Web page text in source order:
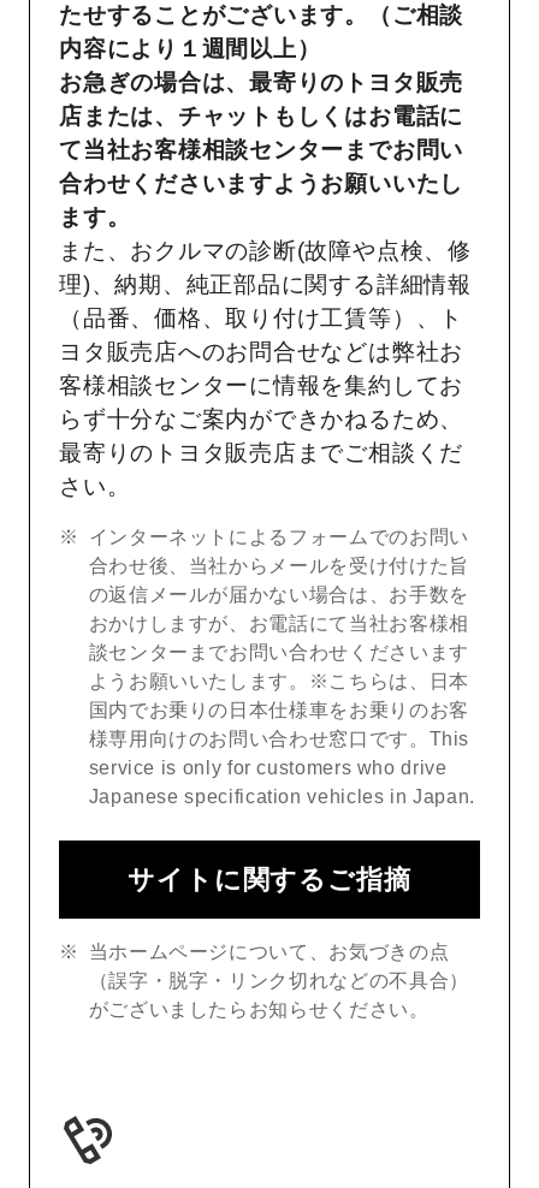
たせすることがございます。（ご相談
内容により１週間以上）
お急ぎの場合は、最寄りのトヨタ販売
店または、チャットもしくはお電話に
て当社お客様相談センターまでお問い
合わせくださいますようお願いいたし
ます。
また、おクルマの診断(故障や点検、修
理)、納期、純正部品に関する詳細情報
（品番、価格、取り付け工賃等）、ト
ヨタ販売店へのお問合せなどは弊社お
客様相談センターに情報を集約してお
らず十分なご案内ができかねるため、
最寄りのトヨタ販売店までご相談くだ
さい。
インターネットによるフォームでのお問い
合わせ後、当社からメールを受け付けた旨
の返信メールが届かない場合は、お手数を
おかけしますが、お電話にて当社お客様相
談センターまでお問い合わせくださいます
ようお願いいたします。※こちらは、日本
国内でお乗りの日本仕様車をお乗りのお客
様専用向けのお問い合わせ窓口です。This
service is only for customers who drive
Japanese specification vehicles in Japan.
サイトに関するご指摘
当ホームページについて、お気づきの点
（誤字・脱字・リンク切れなどの不具合）
がございましたらお知らせください。